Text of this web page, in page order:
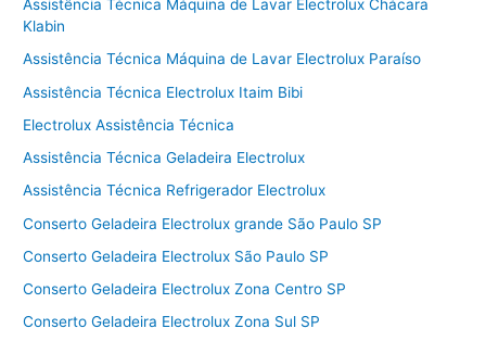
Assistência Técnica Máquina de Lavar Electrolux Chácara
Klabin
Assistência Técnica Máquina de Lavar Electrolux Paraíso
Assistência Técnica Electrolux Itaim Bibi
Electrolux Assistência Técnica
Assistência Técnica Geladeira Electrolux
Assistência Técnica Refrigerador Electrolux
Conserto Geladeira Electrolux grande São Paulo SP
Conserto Geladeira Electrolux São Paulo SP
Conserto Geladeira Electrolux Zona Centro SP
Conserto Geladeira Electrolux Zona Sul SP